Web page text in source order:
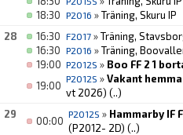
18:30 P2016 »Träning, Skuru IP
28
16:30 F2017 »Träning,
16:30 P2016 »Träning,
19:00 P2012S » Boo FF 2 1
19:00
P2012S »Vakant
vt 2026) (..)
29
00:00
P2012S » Hammarby IF
(P2012- 2D) (..)